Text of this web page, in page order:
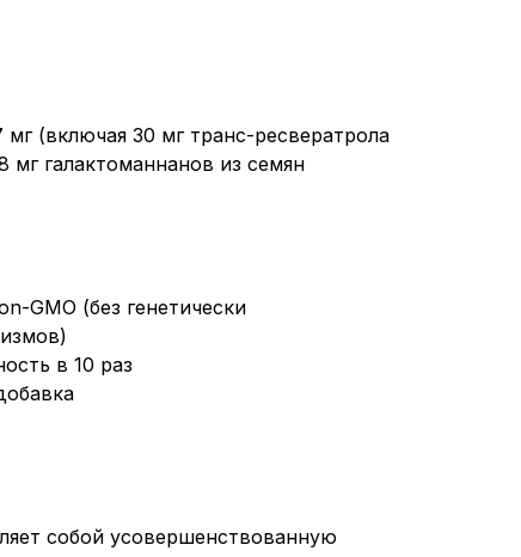
мг (включая 30 мг транс-ресвератрола
мг галактоманнанов из семян
GMO (без генетически
в 10 раз
собой усовершенствованную